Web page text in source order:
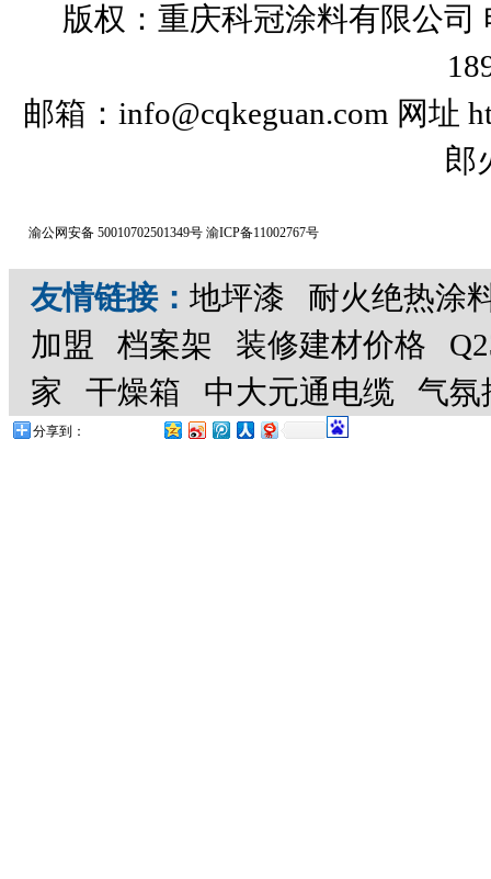
版权 ：重庆科冠涂料有限公
邮箱：info@cqkeguan.com 网址
郎
渝公网安备 50010702501349号 渝ICP备11002767号
友情链接： 地坪漆
耐火绝热涂
加盟
档案架 装修建材价格
家
干燥箱 中大元通电缆 气氛
分享到：